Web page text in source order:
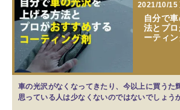
2021/10/15
自分で
法とプ
ーティン
車の光沢がなくなってきたり、今以上に買うた
思っている人は少なくないのではないでしょう